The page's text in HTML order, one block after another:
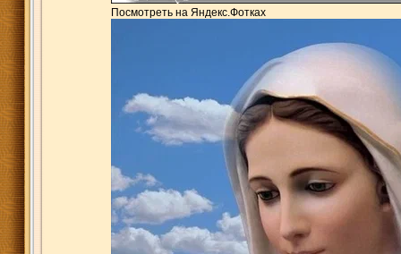
Посмотреть на Яндекс.Фотках